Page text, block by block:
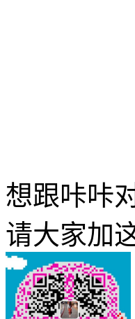
想跟咔咔
请大家加